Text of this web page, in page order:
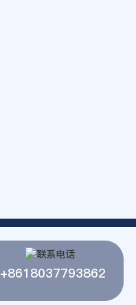
+8618037793862